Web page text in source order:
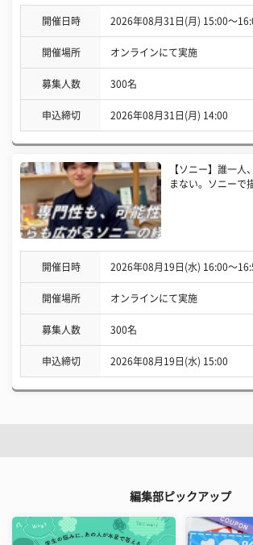
開催日時 2026年08月31日(月) 15:00〜
開催場所 オンラインにて実施
募集人数 300名
申込締切 2026年08月31日(月) 14:00
【ソニー】誰一人
まない。ソニーで
開催日時 2026年08月19日(水) 16:00〜
開催場所 オンラインにて実施
募集人数 300名
申込締切 2026年08月19日(水) 15:00
編集部ピックアップ